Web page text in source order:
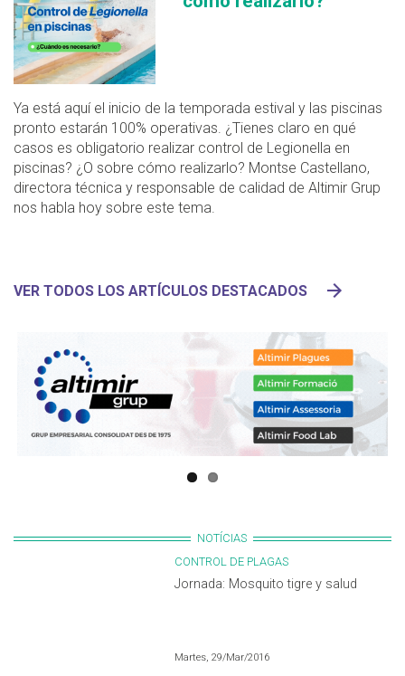
Ya está aquí el inicio de la temporada estival y las piscinas
pronto estarán 100% operativas. ¿Tienes claro en qué
casos es obligatorio realizar control de Legionella en
piscinas? ¿O sobre cómo realizarlo? Montse Castellano,
directora técnica y responsable de calidad de Altimir Grup
nos habla hoy sobre este tema.
VER TODOS LOS ARTÍCULOS DESTACADOS
NOTÍCIAS
CONTROL DE PLAGAS
Jornada: Mosquito tigre y salud
Martes, 29/Mar/2016